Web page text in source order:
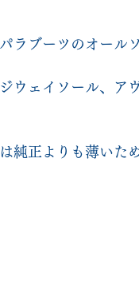
価されています。
ラブーツのオール
ウェイソール、ア
純正よりも薄いた